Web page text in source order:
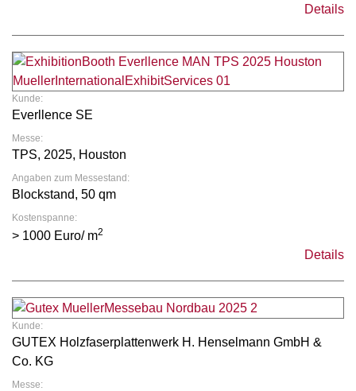
Details
Kunde:
Everllence SE
Messe:
TPS, 2025, Houston
Angaben zum Messestand:
Blockstand, 50 qm
Kostenspanne:
> 1000 Euro/ m2
Details
Kunde:
GUTEX Holzfaserplattenwerk H. Henselmann GmbH &
Co. KG
Messe: